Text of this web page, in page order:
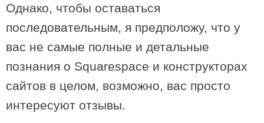
Однако, чтобы оставаться
последовательным, я предположу, что у
вас не самые полные и детальные
познания о Squarespace и конструкторах
сайтов в целом, возможно, вас просто
интересуют отзывы.